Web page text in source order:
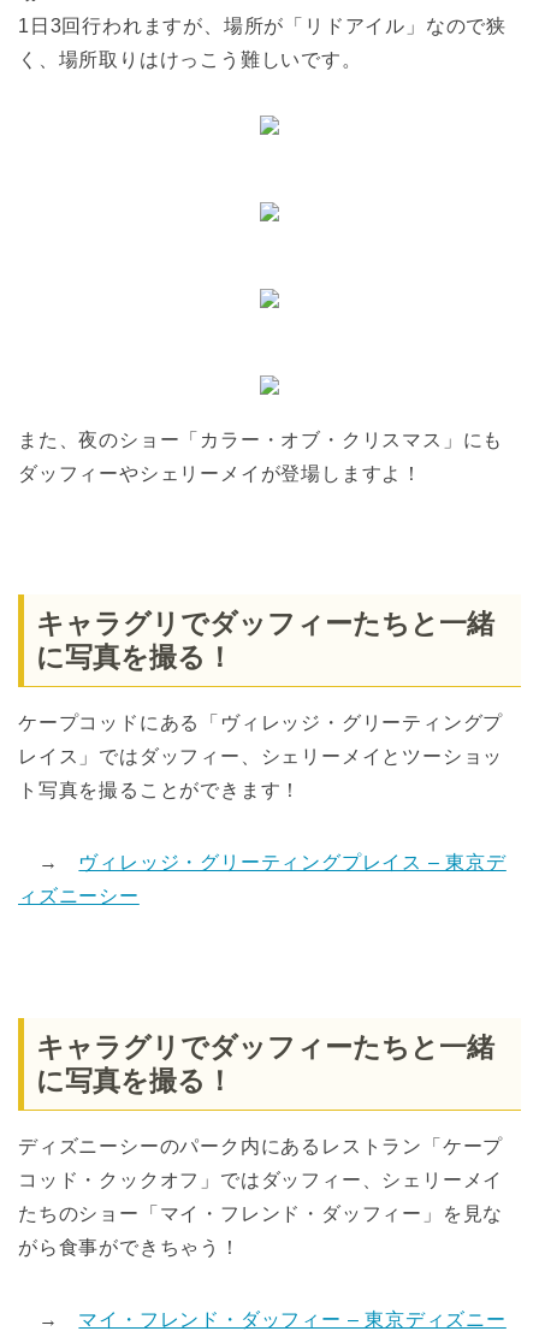
1日3回行われますが、場所が「リドアイル」なので狭
く、場所取りはけっこう難しいです。
また、夜のショー「カラー・オブ・クリスマス」にも
ダッフィーやシェリーメイが登場しますよ！
キャラグリでダッフィーたちと一緒
に写真を撮る！
ケープコッドにある「ヴィレッジ・グリーティングプ
レイス」ではダッフィー、シェリーメイとツーショッ
ト写真を撮ることができます！
→ ヴィレッジ・グリーティングプレイス – 東京デ
ィズニーシー
キャラグリでダッフィーたちと一緒
に写真を撮る！
ディズニーシーのパーク内にあるレストラン「ケープ
コッド・クックオフ」ではダッフィー、シェリーメイ
たちのショー「マイ・フレンド・ダッフィー」を見な
がら食事ができちゃう！
→ マイ・フレンド・ダッフィー – 東京ディズニー